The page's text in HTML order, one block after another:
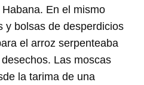
En el mismo
y bolsas de desperdicios
el arroz serpenteaba
Las moscas
la tarima de una